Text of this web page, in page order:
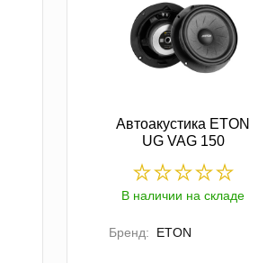
Автоакустика ETON
UG VAG 150
В наличии на складе
Бренд: ETON